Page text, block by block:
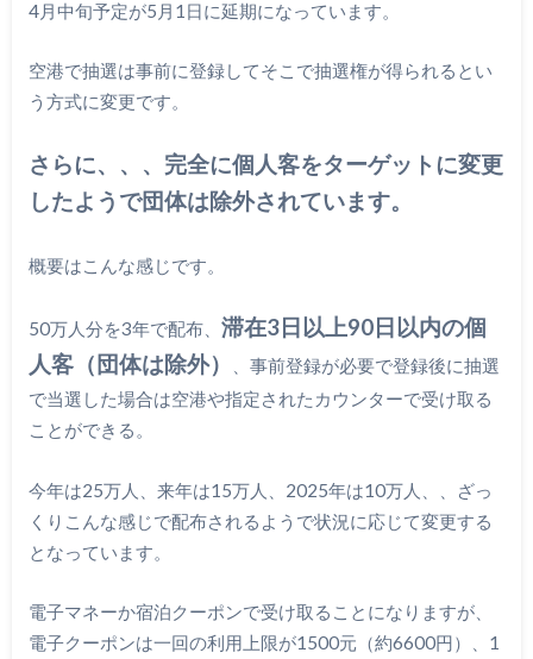
4月中旬予定が5月1日に延期になっています。
空港で抽選は事前に登録してそこで抽選権が得られるとい
う方式に変更です。
さらに、、、完全に個人客をターゲットに変更
したようで団体は除外されています。
概要はこんな感じです。
50万人分を3年で配布、 滞在3日以上90日以内の個
人客（団体は除外）
、事前登録が必要で登録後に抽選
で当選した場合は空港や指定されたカウンターで受け取る
ことができる。
今年は25万人、来年は15万人、2025年は10万人、、ざっ
くりこんな感じで配布されるようで状況に応じて変更する
となっています。
電子マネーか宿泊クーポンで受け取ることになりますが、
電子クーポンは一回の利用上限が1500元（約6600円）、1